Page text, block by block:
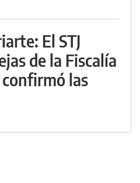
El STJ
de la Fiscalía
las